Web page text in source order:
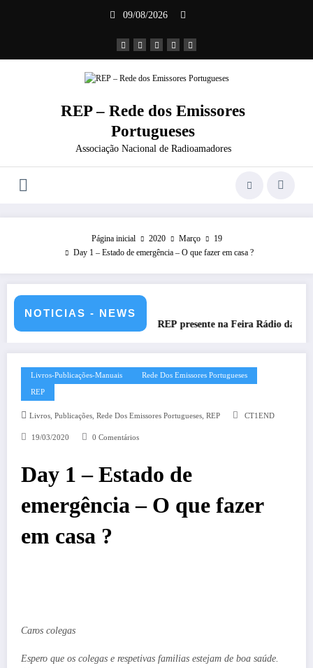
09/08/2026
REP – Rede dos Emissores
Portugueses
Associação Nacional de Radioamadores
Página inicial 2020 Março
19
Day 1 – Estado de emergência – O que fazer em casa ?
NOTICIAS - NEWS
2026 REP presente na Feira Rádio da ARAL – 11
Livros-Publicações-Manuais Rede Dos Emissores Portugueses
REP
Livros, Publicações, Rede Dos Emissores Portugueses, REP CT1END
19/03/2020 0 Comentários
Day 1 – Estado de
emergência – O que fazer
em casa ?
Caros colegas
Espero que os colegas e respetivas familias estejam de boa saúde.